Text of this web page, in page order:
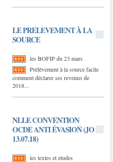
LE PRELEVEMENT À LA
SOURCE
les BOFIP du 23 mars
Prélèvement à la source facile
comment déclarer ses revenus de
2018...
NLLE CONVENTION
OCDE ANTI ÉVASION (JO
13.07.18)
les textes et etudes